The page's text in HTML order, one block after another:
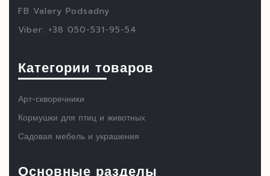
FB Valery Podsadny
Viber: +38 050-531-95-54
Категории товаров
Арт-скворечники
Кормушки для птиц и животных
Садовая мебель и украшения
Основные разделы